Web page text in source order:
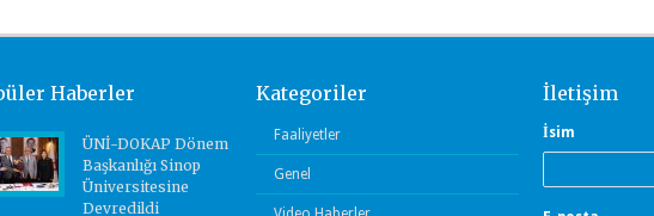
Haberler
ÜNİ-DOKAP Dönem
Başkanlığı Sinop
Üniversitesine
Devredildi
Kategoriler
Faaliyetler
Genel
İletişim
İsim